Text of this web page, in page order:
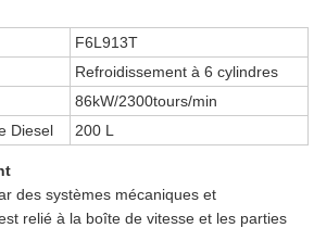
F6L913T
Refroidissement à 6 cylindres
86kW/2300tours/min
Diesel
200 L
des systèmes mécaniques et
relié à la boîte de vitesse et les parties